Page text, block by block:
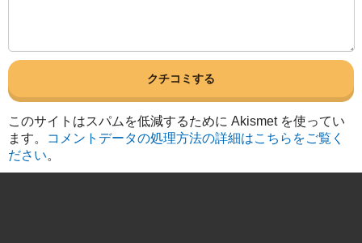
このサイトはスパムを低減するために Akismet を使ってい
ます。
コメントデータの処理方法の詳細はこちらをご覧く
ださい。